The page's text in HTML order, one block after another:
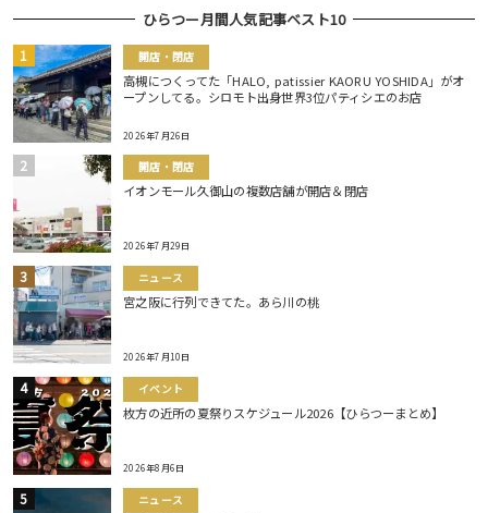
ひらつー月間人気記事ベスト10
開店・閉店
高槻につくってた「HALO, patissier KAORU YOSHIDA」がオ
ープンしてる。シロモト出身世界3位パティシエのお店
2026年7月26日
開店・閉店
イオンモール久御山の複数店舗が開店＆閉店
2026年7月29日
ニュース
宮之阪に行列できてた。あら川の桃
2026年7月10日
イベント
枚方の近所の夏祭りスケジュール2026【ひらつーまとめ】
2026年8月6日
ニュース